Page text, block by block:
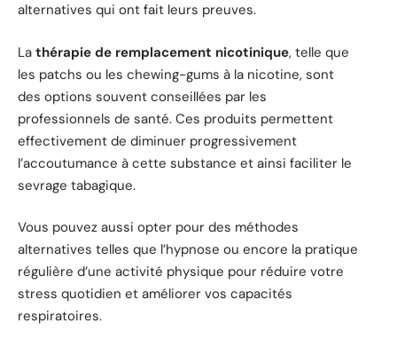
alternatives qui ont fait leurs preuves.
La thérapie de remplacement nicotinique, telle que
les patchs ou les chewing-gums à la nicotine, sont
des options souvent conseillées par les
professionnels de santé. Ces produits permettent
effectivement de diminuer progressivement
l’accoutumance à cette substance et ainsi faciliter le
sevrage tabagique.
Vous pouvez aussi opter pour des méthodes
alternatives telles que l’hypnose ou encore la pratique
régulière d’une activité physique pour réduire votre
stress quotidien et améliorer vos capacités
respiratoires.